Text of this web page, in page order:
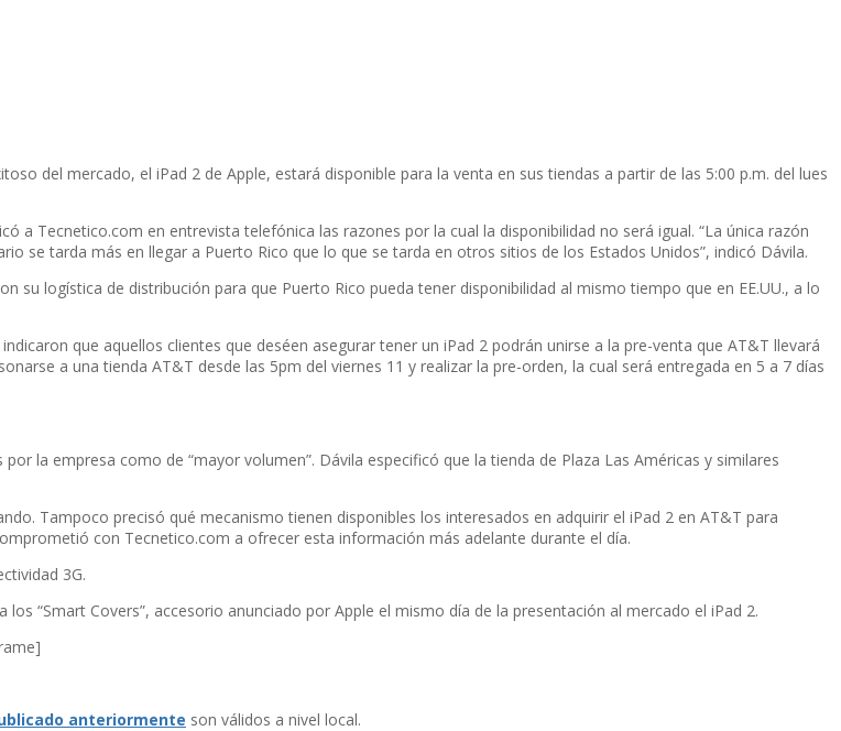
del mercado, el iPad 2 de Apple, estará disponible para la venta en sus tiendas a partir de las 5:00 p.m. del lues
a Tecnetico.com en entrevista telefónica las razones por la cual la disponibilidad no será igual. “La única razón
se tarda más en llegar a Puerto Rico que lo que se tarda en otros sitios de los Estados Unidos”, indicó Dávila.
logí­stica de distribución para que Puerto Rico pueda tener disponibilidad al mismo tiempo que en EE.UU., a lo
que aquellos clientes que deséen asegurar tener un iPad 2 podrán unirse a la pre-venta que AT&T llevará
a una tienda AT&T desde las 5pm del viernes 11 y realizar la pre-orden, la cual será entregada en 5 a 7 dí­as
la empresa como de “mayor volumen”. Dávila especificó que la tienda de Plaza Las Américas y similares
Tampoco precisó qué mecanismo tienen disponibles los interesados en adquirir el iPad 2 en AT&T para
con Tecnetico.com a ofrecer esta información más adelante durante el dí­a.
3G.
“Smart Covers”, accesorio anunciado por Apple el mismo dí­a de la presentación al mercado el iPad 2.
anteriormente son válidos a nivel local.